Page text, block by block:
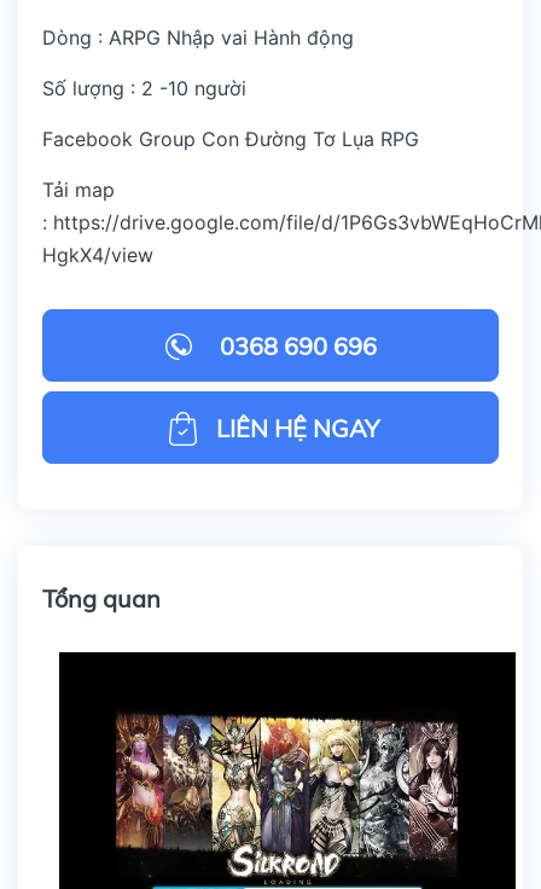
Dòng : ARPG Nhập vai Hành động
Số lượng : 2 -10 người
Facebook Group Con Đường Tơ Lụa RPG
Tải map
: https://drive.google.com/file/d/
HgkX4/view
0368 690 696
LIÊN HỆ NGAY
Tổng quan